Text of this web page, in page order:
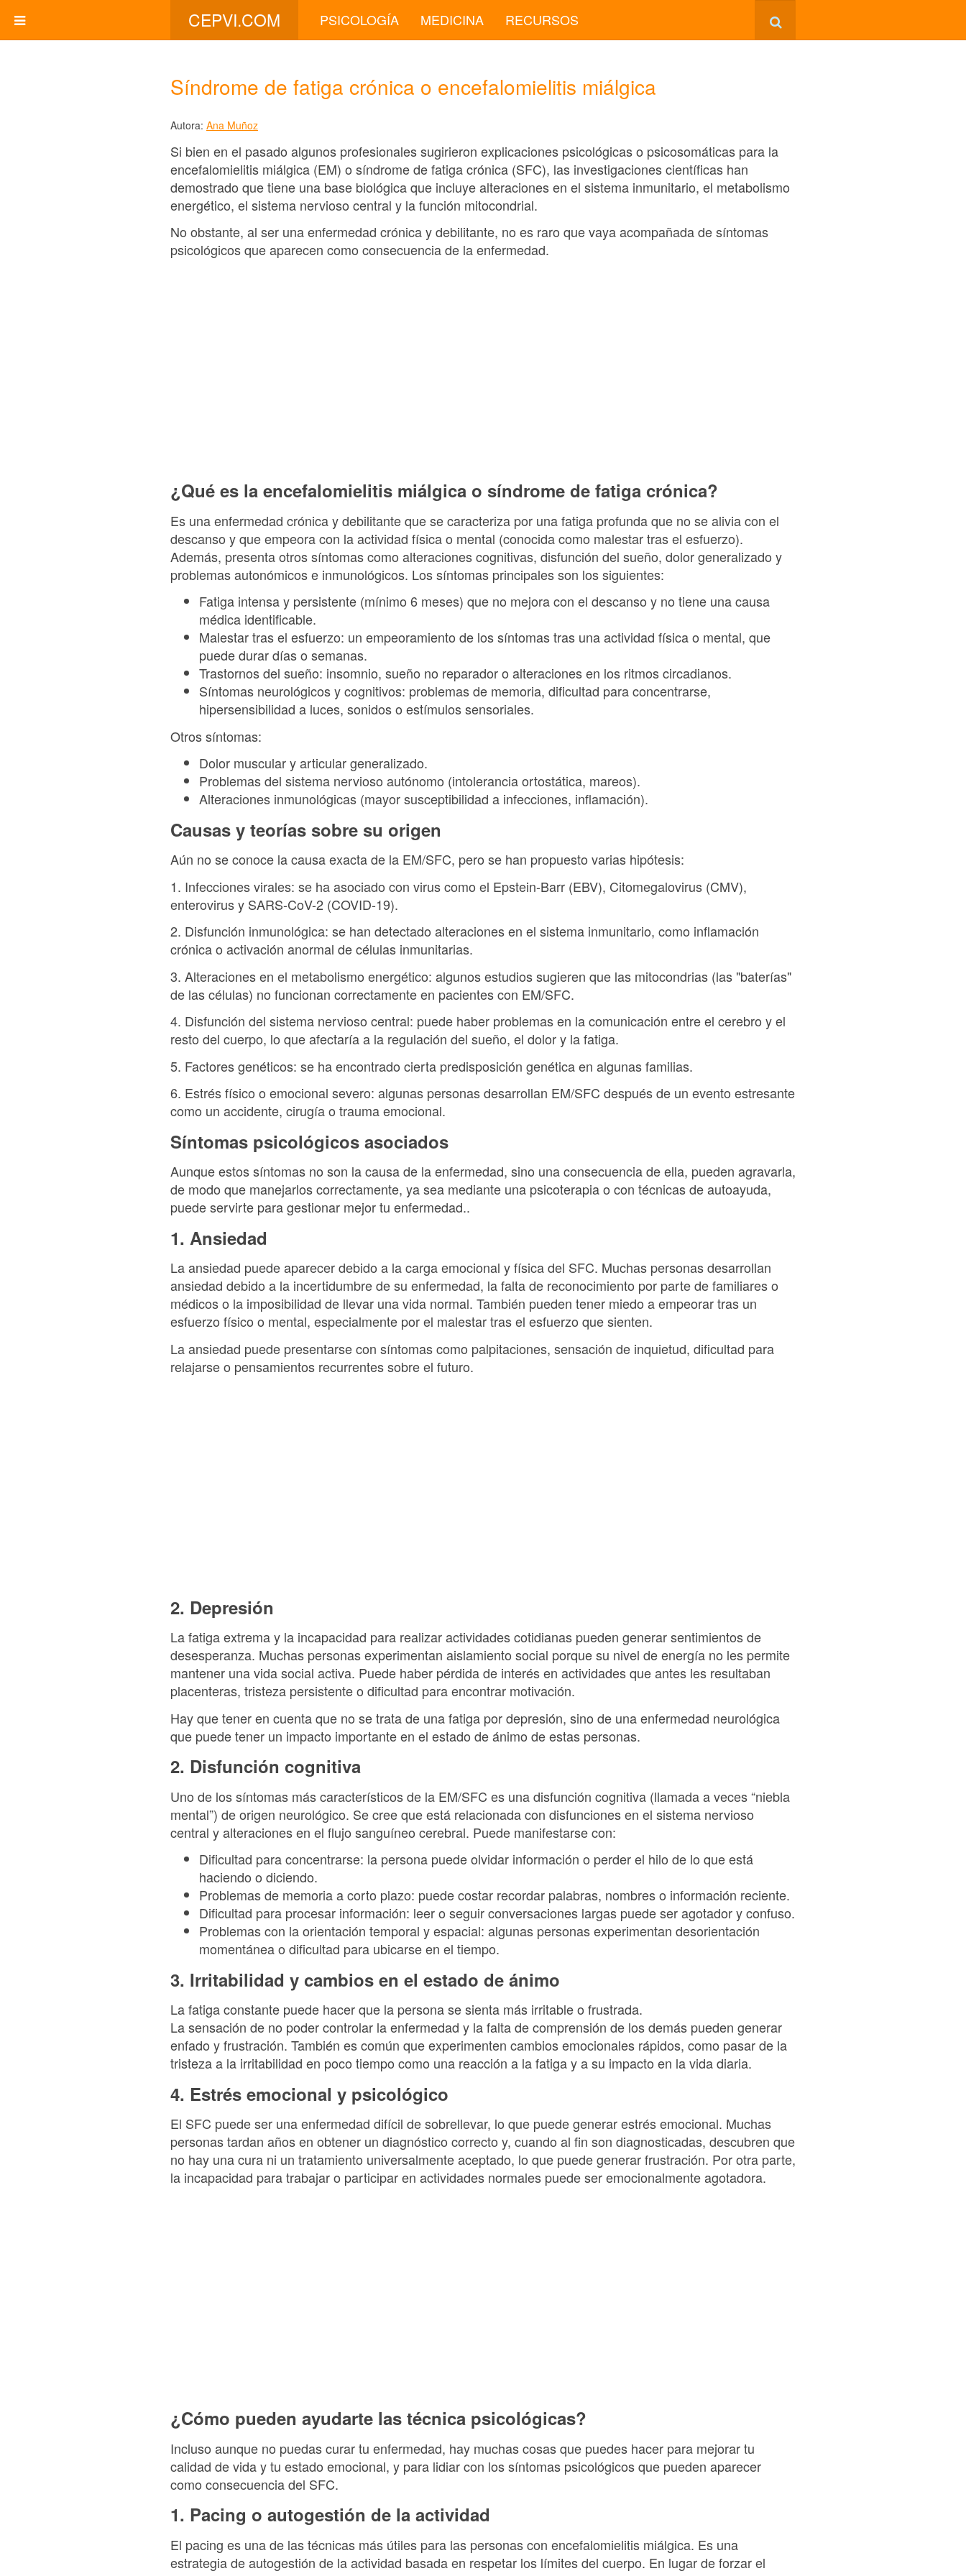
CEPVI.COM PSICOLOGÍA MEDICINA RECURSOS
Síndrome de fatiga crónica o encefalomielitis miálgica
Autora: Ana Muñoz
Si bien en el pasado algunos profesionales sugirieron explicaciones psicológicas o psicosomáticas para la
encefalomielitis miálgica (EM) o síndrome de fatiga crónica (SFC), las investigaciones científicas han
demostrado que tiene una base biológica que incluye alteraciones en el sistema inmunitario, el metabolismo
energético, el sistema nervioso central y la función mitocondrial.
No obstante, al ser una enfermedad crónica y debilitante, no es raro que vaya acompañada de síntomas
psicológicos que aparecen como consecuencia de la enfermedad.
¿Qué es la encefalomielitis miálgica o síndrome de fatiga crónica?
Es una enfermedad crónica y debilitante que se caracteriza por una fatiga profunda que no se alivia con el
descanso y que empeora con la actividad física o mental (conocida como malestar tras el esfuerzo).
Además, presenta otros síntomas como alteraciones cognitivas, disfunción del sueño, dolor generalizado y
problemas autonómicos e inmunológicos. Los síntomas principales son los siguientes:
Fatiga intensa y persistente (mínimo 6 meses) que no mejora con el descanso y no tiene una causa
médica identificable.
Malestar tras el esfuerzo: un empeoramiento de los síntomas tras una actividad física o mental, que
puede durar días o semanas.
Trastornos del sueño: insomnio, sueño no reparador o alteraciones en los ritmos circadianos.
Síntomas neurológicos y cognitivos: problemas de memoria, dificultad para concentrarse,
hipersensibilidad a luces, sonidos o estímulos sensoriales.
Otros síntomas:
Dolor muscular y articular generalizado.
Problemas del sistema nervioso autónomo (intolerancia ortostática, mareos).
Alteraciones inmunológicas (mayor susceptibilidad a infecciones, inflamación).
Causas y teorías sobre su origen
Aún no se conoce la causa exacta de la EM/SFC, pero se han propuesto varias hipótesis:
1. Infecciones virales: se ha asociado con virus como el Epstein-Barr (EBV), Citomegalovirus (CMV),
enterovirus y SARS-CoV-2 (COVID-19).
2. Disfunción inmunológica: se han detectado alteraciones en el sistema inmunitario, como inflamación
crónica o activación anormal de células inmunitarias.
3. Alteraciones en el metabolismo energético: algunos estudios sugieren que las mitocondrias (las "baterías"
de las células) no funcionan correctamente en pacientes con EM/SFC.
4. Disfunción del sistema nervioso central: puede haber problemas en la comunicación entre el cerebro y el
resto del cuerpo, lo que afectaría a la regulación del sueño, el dolor y la fatiga.
5. Factores genéticos: se ha encontrado cierta predisposición genética en algunas familias.
6. Estrés físico o emocional severo: algunas personas desarrollan EM/SFC después de un evento estresante
como un accidente, cirugía o trauma emocional.
Síntomas psicológicos asociados
Aunque estos síntomas no son la causa de la enfermedad, sino una consecuencia de ella, pueden agravarla,
de modo que manejarlos correctamente, ya sea mediante una psicoterapia o con técnicas de autoayuda,
puede servirte para gestionar mejor tu enfermedad..
1. Ansiedad
La ansiedad puede aparecer debido a la carga emocional y física del SFC. Muchas personas desarrollan
ansiedad debido a la incertidumbre de su enfermedad, la falta de reconocimiento por parte de familiares o
médicos o la imposibilidad de llevar una vida normal. También pueden tener miedo a empeorar tras un
esfuerzo físico o mental, especialmente por el malestar tras el esfuerzo que sienten.
La ansiedad puede presentarse con síntomas como palpitaciones, sensación de inquietud, dificultad para
relajarse o pensamientos recurrentes sobre el futuro.
2. Depresión
La fatiga extrema y la incapacidad para realizar actividades cotidianas pueden generar sentimientos de
desesperanza. Muchas personas experimentan aislamiento social porque su nivel de energía no les permite
mantener una vida social activa. Puede haber pérdida de interés en actividades que antes les resultaban
placenteras, tristeza persistente o dificultad para encontrar motivación.
Hay que tener en cuenta que no se trata de una fatiga por depresión, sino de una enfermedad neurológica
que puede tener un impacto importante en el estado de ánimo de estas personas.
2. Disfunción cognitiva
Uno de los síntomas más característicos de la EM/SFC es una disfunción cognitiva (llamada a veces “niebla
mental”) de origen neurológico. Se cree que está relacionada con disfunciones en el sistema nervioso
central y alteraciones en el flujo sanguíneo cerebral. Puede manifestarse con:
Dificultad para concentrarse: la persona puede olvidar información o perder el hilo de lo que está
haciendo o diciendo.
Problemas de memoria a corto plazo: puede costar recordar palabras, nombres o información reciente.
Dificultad para procesar información: leer o seguir conversaciones largas puede ser agotador y confuso.
Problemas con la orientación temporal y espacial: algunas personas experimentan desorientación
momentánea o dificultad para ubicarse en el tiempo.
3. Irritabilidad y cambios en el estado de ánimo
La fatiga constante puede hacer que la persona se sienta más irritable o frustrada.
La sensación de no poder controlar la enfermedad y la falta de comprensión de los demás pueden generar
enfado y frustración. También es común que experimenten cambios emocionales rápidos, como pasar de la
tristeza a la irritabilidad en poco tiempo como una reacción a la fatiga y a su impacto en la vida diaria.
4. Estrés emocional y psicológico
El SFC puede ser una enfermedad difícil de sobrellevar, lo que puede generar estrés emocional. Muchas
personas tardan años en obtener un diagnóstico correcto y, cuando al fin son diagnosticadas, descubren que
no hay una cura ni un tratamiento universalmente aceptado, lo que puede generar frustración. Por otra parte,
la incapacidad para trabajar o participar en actividades normales puede ser emocionalmente agotadora.
¿Cómo pueden ayudarte las técnica psicológicas?
Incluso aunque no puedas curar tu enfermedad, hay muchas cosas que puedes hacer para mejorar tu
calidad de vida y tu estado emocional, y para lidiar con los síntomas psicológicos que pueden aparecer
como consecuencia del SFC.
1. Pacing o autogestión de la actividad
El pacing es una de las técnicas más útiles para las personas con encefalomielitis miálgica. Es una
estrategia de autogestión de la actividad basada en respetar los límites del cuerpo. En lugar de forzar el